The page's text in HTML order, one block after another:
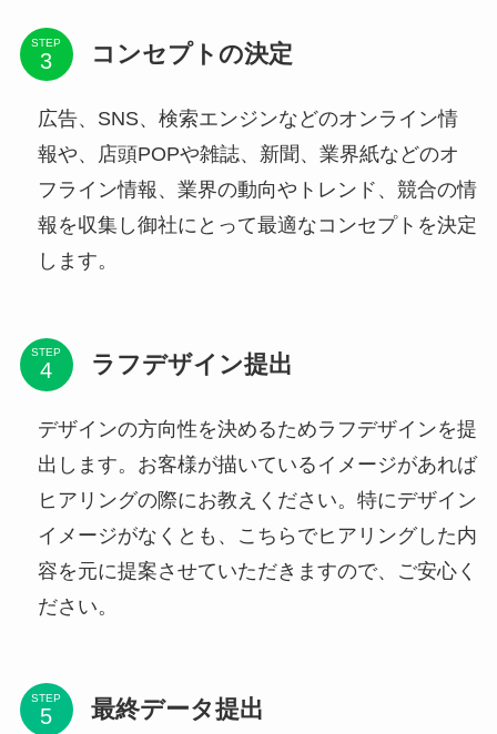
STEP コンセプトの決定
広告、SNS、検索エンジンなどのオンライン情
報や、店頭POPや雑誌、新聞、業界紙などのオ
フライン情報、業界の動向やトレンド、競合の情
報を収集し御社にとって最適なコンセプトを決定
します。
STEP ラフデザイン提出
デザインの方向性を決めるためラフデザインを提
出します。お客様が描いているイメージがあれば
ヒアリングの際にお教えください。特にデザイン
イメージがなくとも、こちらでヒアリングした内
容を元に提案させていただきますので、ご安心く
ださい。
STEP 最終データ提出